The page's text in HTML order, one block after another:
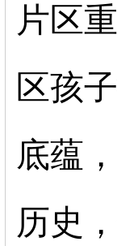
片区
区孩
底蕴
历史